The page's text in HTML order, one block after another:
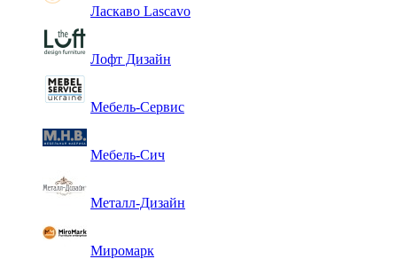
Ласкаво Lascavo
Лофт Дизайн
Мебель-Сервис
Мебель-Сич
Металл-Дизайн
Миромарк